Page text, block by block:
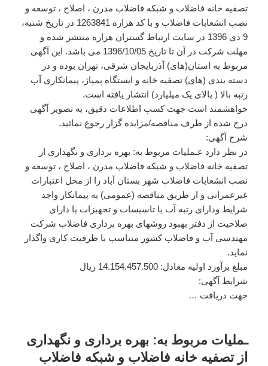
تصفیه خانه فاضلاب و شبکه فاضلاب مدرن ، اصلاح ، توسعه و
نصب انشعابات فاضلاب و با کد هزاره 1263841 در تاریخ شنبه،
9 دی 1396 در سایت ارتباط گستران هزاره منتشر شده و
مهلت شرکت در آن تا تاریخ 1396/10/05 می باشد. این آگهی
مربوط به استان(های) آذربایجان شرقی، تهران بوده و در
دسته بندی (های) تصفیه خانه و ایستگاه پمپاژ، پیمانکاری آب
رتبه بالا ( بالای یک میلیارد) انتشار یافته است.
خواهشمند است جهت کسب اطلاعات دقیق، به تصویر آگهی
درج شده از طرف مناقصه/مزایده گزار رجوع نمائید.
شرح آگهی:
در نظر دارد عـملیات مربوط به: بهره برداری و نگهداری از
تصفیه خانه فاضلاب و شبکه فاضلاب مدرن ، اصلاح ، توسعه و
نصب انشعابات فاضلاب شهر بستان آباد را از محل اعتبارات
غیرعمرانی و از طریق مناقصه (عمومی) به پیمانکار واجد
شرایط ودارای رتبه آب یا تاسیسات و تجهیزات یا دارای
صلاحیت از دفتر بهبود روشهای بهره برداری فاضلاب شرکت
مهندسی آب و فاضلاب کشور متناسب با ظرفیت کاری واگذار
نماید.
مبلغ برآورد اولیه معادل: 14.154.457.500 ریال
شرایط آگهی:
جهت دریافت …
ـملیات مربوط به: بهره برداری و نگهداری
از تصفیه خانه فاضلاب و شبکه فاضلاب